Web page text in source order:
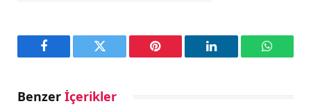
Facebook Twitter Pinterest LinkedIn
Benzer İçerikler